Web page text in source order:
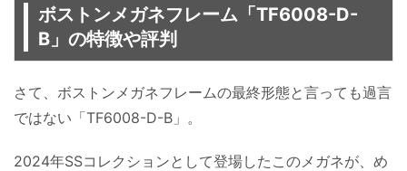
ボストンメガネフレーム「TF6008-D-
B」の特徴や評判
さて、ボストンメガネフレームの最終形態と言っても過言
ではない「TF6008-D-B」。
2024年SSコレクションとして登場したこのメガネが、め